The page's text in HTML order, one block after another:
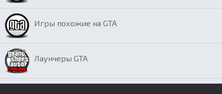
Игры похожие на GTA
Лаунчеры GTA